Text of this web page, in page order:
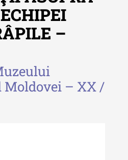
istorice" - XLIII
istorice" - XLII -
–
Moldovei – XX /